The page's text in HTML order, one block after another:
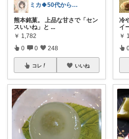
ミカ🍀50代からのミニマルな暮らし
熊本銘菓。 上品な甘さで「セン
スいいね」と ...
￥ 1,782
0 0 248
コレ いいね
冷
イ
￥